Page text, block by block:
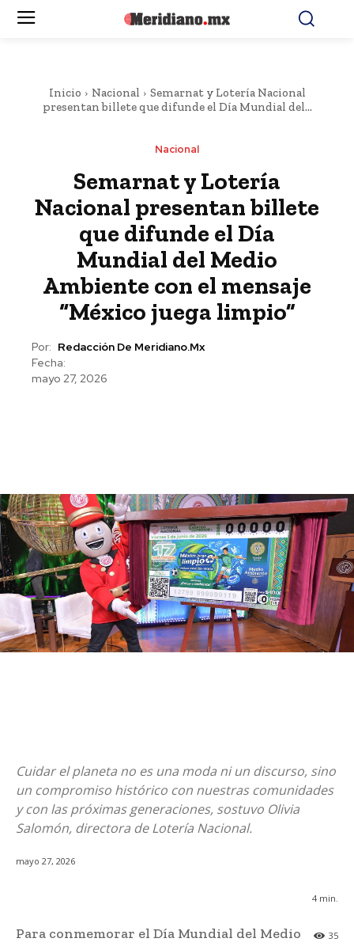
Inicio Nacional
Semarnat y Lotería Nacional
presentan billete que difunde el Día Mundial del...
Nacional
Semarnat y Lotería
Nacional presentan billete
que difunde el Día
Mundial del Medio
Ambiente con el mensaje
“México juega limpio”
Por: Redacción De Meridiano.mx
Fecha:
mayo 27, 2026
Cuidar el planeta no es una moda ni un discurso, sino
un compromiso histórico con nuestras comunidades
y con las próximas generaciones, sostuvo Olivia
Salomón, directora de Lotería Nacional.
mayo 27, 2026
4 min.
35
Para conmemorar el Día Mundial del Medio